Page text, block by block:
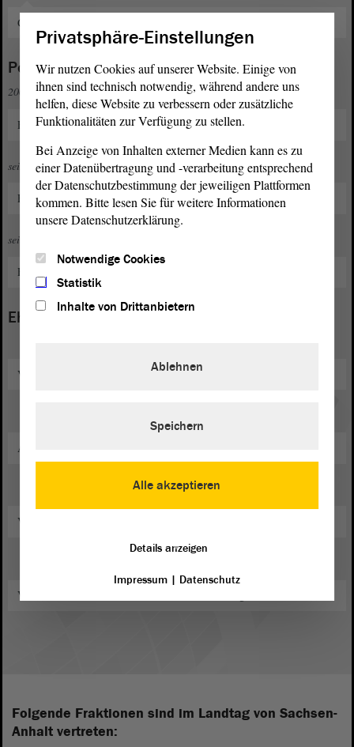
Geschäftsführer eines mittelständigen Handwerksunternehmens
Politische und gesellschaftliche Funktionen
2004
Eintritt in die CDU
seit 2004
Fraktionsvorsitzender im Stadtrat Tangermünde
seit 2014
Fraktionsvorsitzender Kreistag Stendal
Ehrenamt
Vorsitzender des "Tangermünder Elbdeichmarathon e. V."
Aktives Mitglied der freiwilligen Feuerwehr Tangermünde
Vorstandsmitglied des "Shalom-Haus e. V."
Vorsitzender im Fußballverein "FSV Saxonia Tangermünde e. V."
Folgende Fraktionen sind im Landtag von Sachsen-
Anhalt vertreten:
Privatsphäre-Einstellungen
Wir nutzen Cookies auf unserer Website. Einige von
ihnen sind technisch notwendig, während andere uns
helfen, diese Website zu verbessern oder zusätzliche
Funktionalitäten zur Verfügung zu stellen.
Bei Anzeige von Inhalten externer Medien kann es zu
einer Datenübertragung und -verarbeitung entsprechend
der Datenschutzbestimmung der jeweiligen Plattformen
kommen. Bitte lesen Sie für weitere Informationen
unsere Datenschutzerklärung.
Notwendige Cookies
Statistik
Inhalte von Drittanbietern
Alle akzeptieren
Ablehnen
Speichern
Details anzeigen
Impressum| Datenschutz